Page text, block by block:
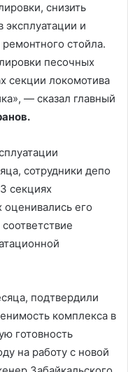
снизить
эксплуатации и
стойла.
песочных
секции локомотива
— сказал главный
сотрудники депо
секциях
его
подтвердили
комплекса в
готовность
на работу с новой